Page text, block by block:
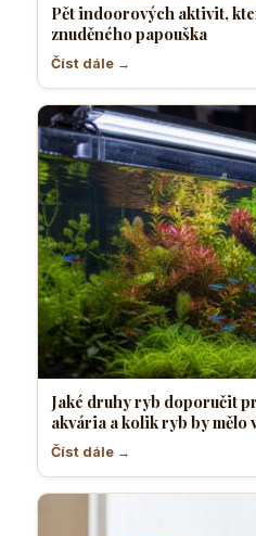
Pět indoorových aktivit,
znuděného papouška
Číst dále →
Jaké druhy ryb doporučit
akvária a kolik ryb by mělo
Číst dále →